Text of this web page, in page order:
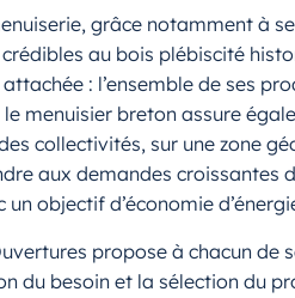
grâce notamment à
au bois plébiscité
: l’ensemble de ses
menuisier breton assure
collectivités, sur une zone
aux demandes croissantes
objectif d’économie
propose à chacun de
besoin et la sélection du